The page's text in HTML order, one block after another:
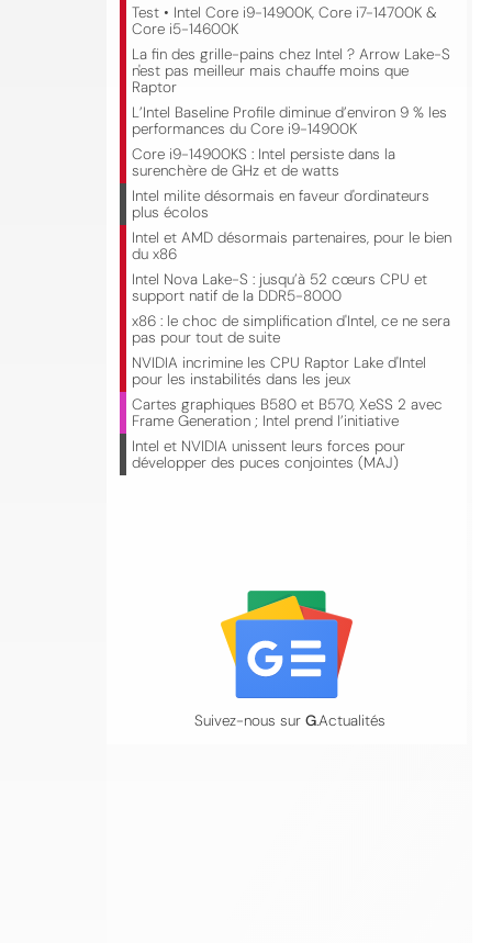
Test • Intel Core i9-14900K, Core i7-14700K &
Core i5-14600K
La fin des grille-pains chez Intel ? Arrow Lake-S
n'est pas meilleur mais chauffe moins que
Raptor
L’Intel Baseline Profile diminue d’environ 9 % les
performances du Core i9-14900K
Core i9-14900KS : Intel persiste dans la
surenchère de GHz et de watts
Intel milite désormais en faveur d'ordinateurs
plus écolos
Intel et AMD désormais partenaires, pour le bien
du x86
Intel Nova Lake-S : jusqu’à 52 cœurs CPU et
support natif de la DDR5-8000
x86 : le choc de simplification d'Intel, ce ne sera
pas pour tout de suite
NVIDIA incrimine les CPU Raptor Lake d'Intel
pour les instabilités dans les jeux
Cartes graphiques B580 et B570, XeSS 2 avec
Frame Generation ; Intel prend l’initiative
Intel et NVIDIA unissent leurs forces pour
développer des puces conjointes (MAJ)
Suivez-nous sur G.Actualités